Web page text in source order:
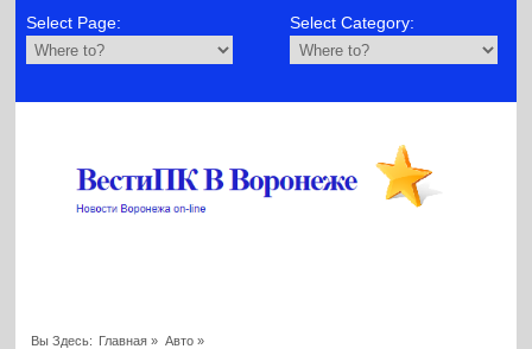
Select Page: Select Category:
Вы Здесь: Главная » Авто»